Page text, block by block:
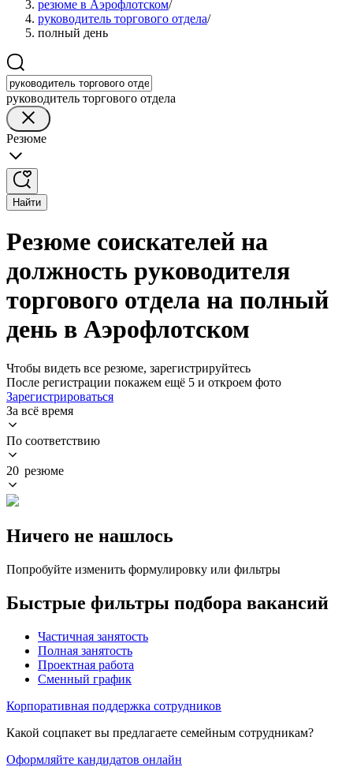
резюме в Аэрофлотском/
руководитель торгового отдела/
полный день
руководитель торгового отдела
Резюме
Найти
Резюме соискателей на
должность руководителя
торгового отдела на полный
день в Аэрофлотском
Чтобы видеть все резюме, зарегистрируйтесь
После регистрации покажем ещё 5 и откроем фото
Зарегистрироваться
За всё время
По соответствию
20 резюме
Ничего не нашлось
Попробуйте изменить формулировку или фильтры
Быстрые фильтры подбора вакансий
Частичная занятость
Полная занятость
Проектная работа
Сменный график
Корпоративная поддержка сотрудников
Какой соцпакет вы предлагаете семейным сотрудникам?
Оформляйте кандидатов онлайн